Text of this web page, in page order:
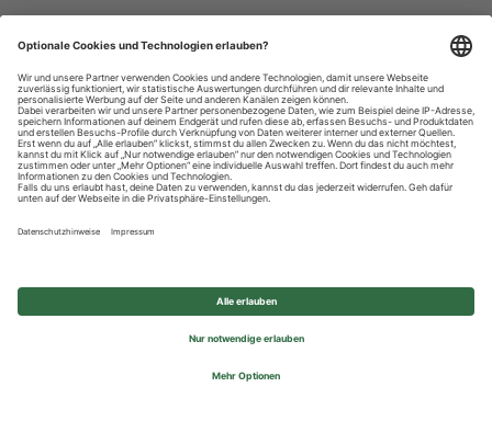
Datenschutzhinweise
Impressum
Privatsphäre-Einstellungen
© 2026 REWE Group - All rights reserved